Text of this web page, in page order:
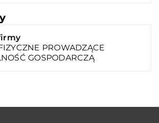
PROWADZĄCE
GOSPODARCZĄ